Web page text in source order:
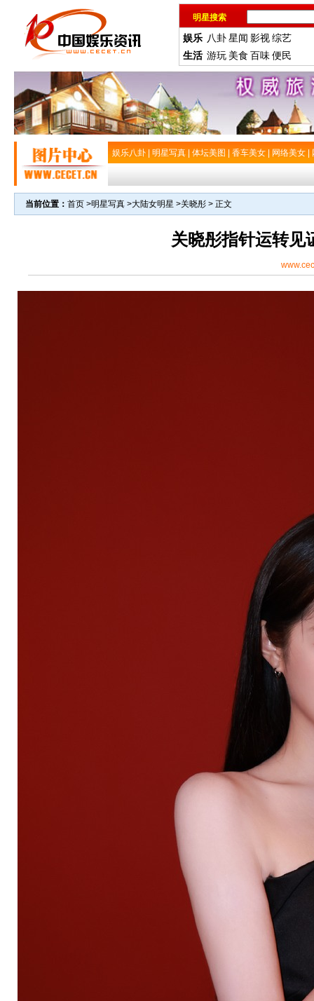
明星搜索
娱乐 八卦星闻 影视综艺
生活 游玩 美食 百味便民
娱乐八卦 明星写真 体坛美图 香车美女 网络美女
当前位置： 首页 >明星写真 >大陆女明星 >关晓彤 > 正文
关晓彤指针运转